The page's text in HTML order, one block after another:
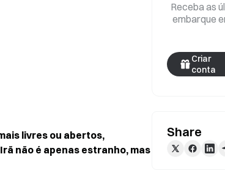
livres ou abertos,
não é apenas estranho, mas
Receba as
embarque
Criar
conta
Share